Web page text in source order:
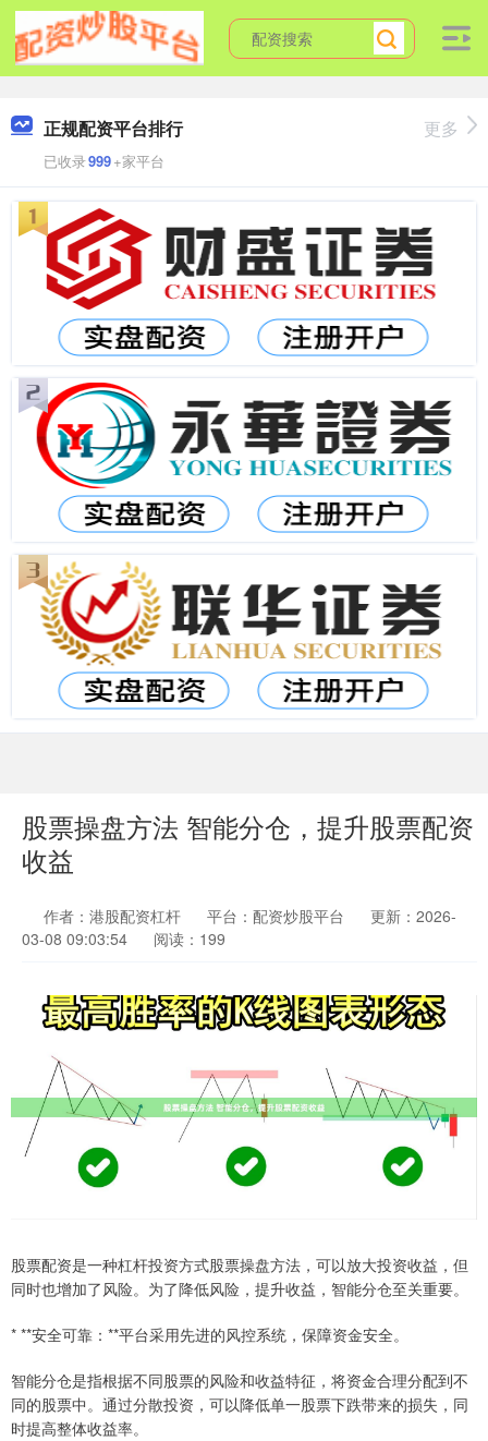
正规配资平台排行
已收录999+家平台
更多
股票操盘方法 智能分仓，提升股票配资
收益
作者：港股配资杠杆 平台：配资炒股平台
更新：2026-
03-08 09:03:54
阅读：199
股票配资是一种杠杆投资方式股票操盘方法，可以放大投资收益，但
同时也增加了风险。为了降低风险，提升收益，智能分仓至关重要。
* **安全可靠：**平台采用先进的风控系统，保障资金安全。
智能分仓是指根据不同股票的风险和收益特征，将资金合理分配到不
同的股票中。通过分散投资，可以降低单一股票下跌带来的损失，同
时提高整体收益率。